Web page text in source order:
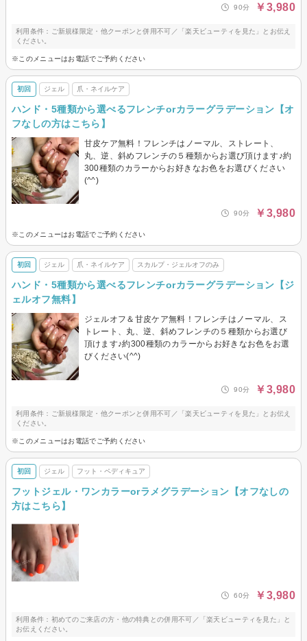
90分 ￥3,980
利用条件：ご新規様限定・他クーポンと併用不可／「楽天ビューティを見た」とお伝え
ください。
※このメニューはお電話でご予約ください
初回 ジェル 爪・ネイルケア
ハンド・5種類から選べるフレンチorカラーグラデーション【オ
フなしの方はこちら】
甘皮ケア無料！フレンチはノーマル、ストレート、
丸、逆、斜めフレンチの５種類からお選び頂けます♪約
300種類のカラーからお好きなお色をお選びください
(^^)
90分 ￥3,980
※このメニューはお電話でご予約ください
初回 ジェル 爪・ネイルケア スカルプ・ジェルオフのみ
ハンド・5種類から選べるフレンチorカラーグラデーション【ジ
ェルオフ無料】
ジェルオフ＆甘皮ケア無料！フレンチはノーマル、ス
トレート、丸、逆、斜めフレンチの５種類からお選び
頂けます♪約300種類のカラーからお好きなお色をお選
びください(^^)
90分 ￥3,980
利用条件：ご新規様限定・他クーポンと併用不可／「楽天ビューティを見た」とお伝え
ください。
※このメニューはお電話でご予約ください
初回 ジェル フット・ペディキュア
フットジェル・ワンカラーorラメグラデーション【オフなしの
方はこちら】
60分 ￥3,980
利用条件：初めてのご来店の方・他の特典との併用不可／「楽天ビューティを見た」と
お伝えください。